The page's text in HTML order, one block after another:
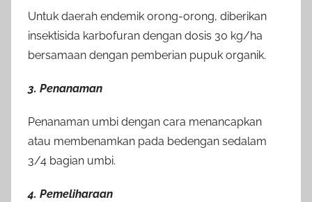
Untuk daerah endemik orong-orong, diberikan
insektisida karbofuran dengan dosis 30 kg/ha
bersamaan dengan pemberian pupuk organik.
3. Penanaman
Penanaman umbi dengan cara menancapkan
atau membenamkan pada bedengan sedalam
3/4 bagian umbi.
4. Pemeliharaan